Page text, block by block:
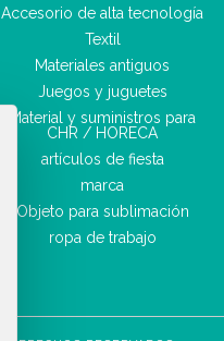
Accesorio de alta tecnología
Textil
Materiales antiguos
Juegos y juguetes
Material y suministros para
CHR / HORECA
artículos de fiesta
marca
Objeto para sublimación
ropa de trabajo